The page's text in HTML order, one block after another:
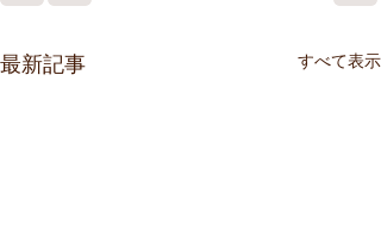
最新記事 すべて表示